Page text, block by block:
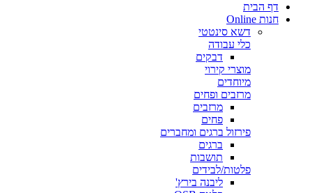
דף הבית
חנות Online
דשא סינטטי
כלי עבודה
דבקים
מוצרי קירוי
מיוחדים
מרזבים ופחים
מרזבים
פחים
פירזול ברגים ומחברים
ברגים
תושבות
פלטות/לבידים
ליבנה בירץ'